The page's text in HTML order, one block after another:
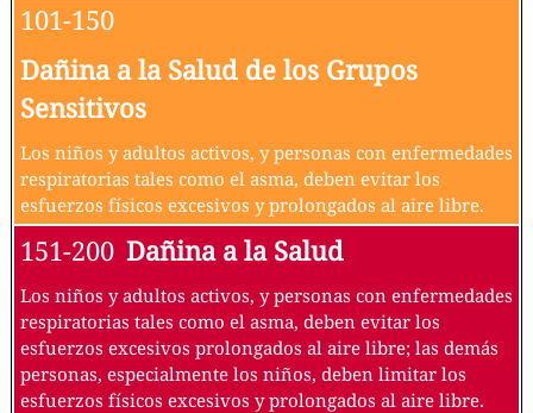
101-150
Dañina a la Salud de los Grupos
Sensitivos
Los niños y adultos activos, y personas con enfermedades
respiratorias tales como el asma, deben evitar los
esfuerzos físicos excesivos y prolongados al aire libre.
151-200 Dañina a la Salud
Los niños y adultos activos, y personas con enfermedades
respiratorias tales como el asma, deben evitar los
esfuerzos excesivos prolongados al aire libre; las demás
personas, especialmente los niños, deben limitar los
esfuerzos físicos excesivos y prolongados al aire libre.